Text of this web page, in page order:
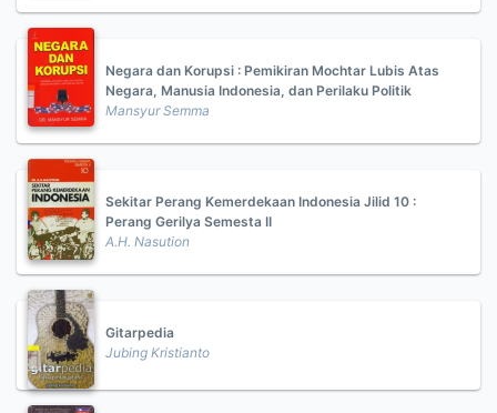
Negara dan Korupsi : Pemikiran Mochtar Lubis Atas
Negara, Manusia Indonesia, dan Perilaku Politik
Mansyur Semma
Sekitar Perang Kemerdekaan Indonesia Jilid 10 :
Perang Gerilya Semesta II
A.H. Nasution
Gitarpedia
Jubing Kristianto